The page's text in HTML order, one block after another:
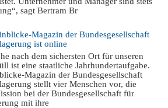
sagt Bertram Br
Magazin der Bundesgesellschaft
ist online
nach dem sichersten Ort für unseren
ist eine staatliche Jahrhundertaufgabe.
Magazin der Bundesgesellschaft
stellt vier Menschen vor, die
bei der Bundesgesellschaft für
mit ihre